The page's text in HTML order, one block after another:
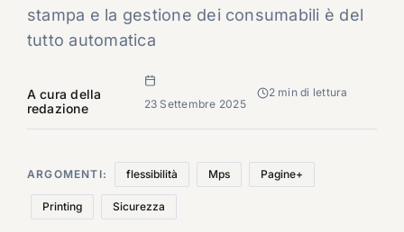
stampa e la gestione dei consumabili è del
tutto automatica
A cura della
redazione
23 Settembre 2025
2 min di lettura
ARGOMENTI: flessibilità Mps Pagine+
Printing Sicurezza